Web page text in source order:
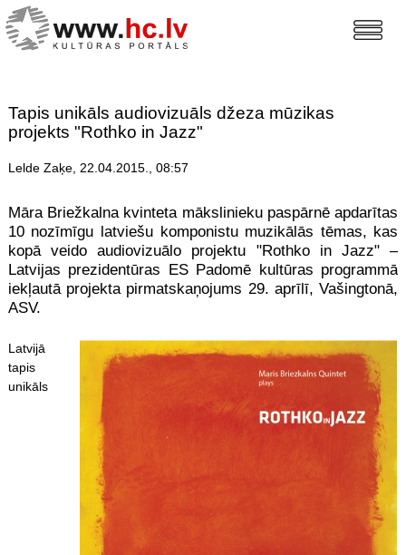
Tapis unikāls audiovizuāls džeza mūzikas
projekts "Rothko in Jazz"
Lelde Zaķe, 22.04.2015., 08:57
Māra Briežkalna kvinteta mākslinieku paspārnē apdarītas
10 nozīmīgu latviešu komponistu muzikālās tēmas, kas
kopā veido audiovizuālo projektu "Rothko in Jazz" –
Latvijas prezidentūras ES Padomē kultūras programmā
iekļautā projekta pirmatskaņojums 29. aprīlī, Vašingtonā,
ASV.
Latvijā
tapis
unikāls